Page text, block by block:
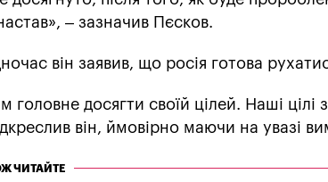
– зазначив Пєсков.
він заявив, що росія готова
головне досягти своїй цілей. Наші цілі
він, ймовірно маючи на увазі
ЧИТАЙТЕ